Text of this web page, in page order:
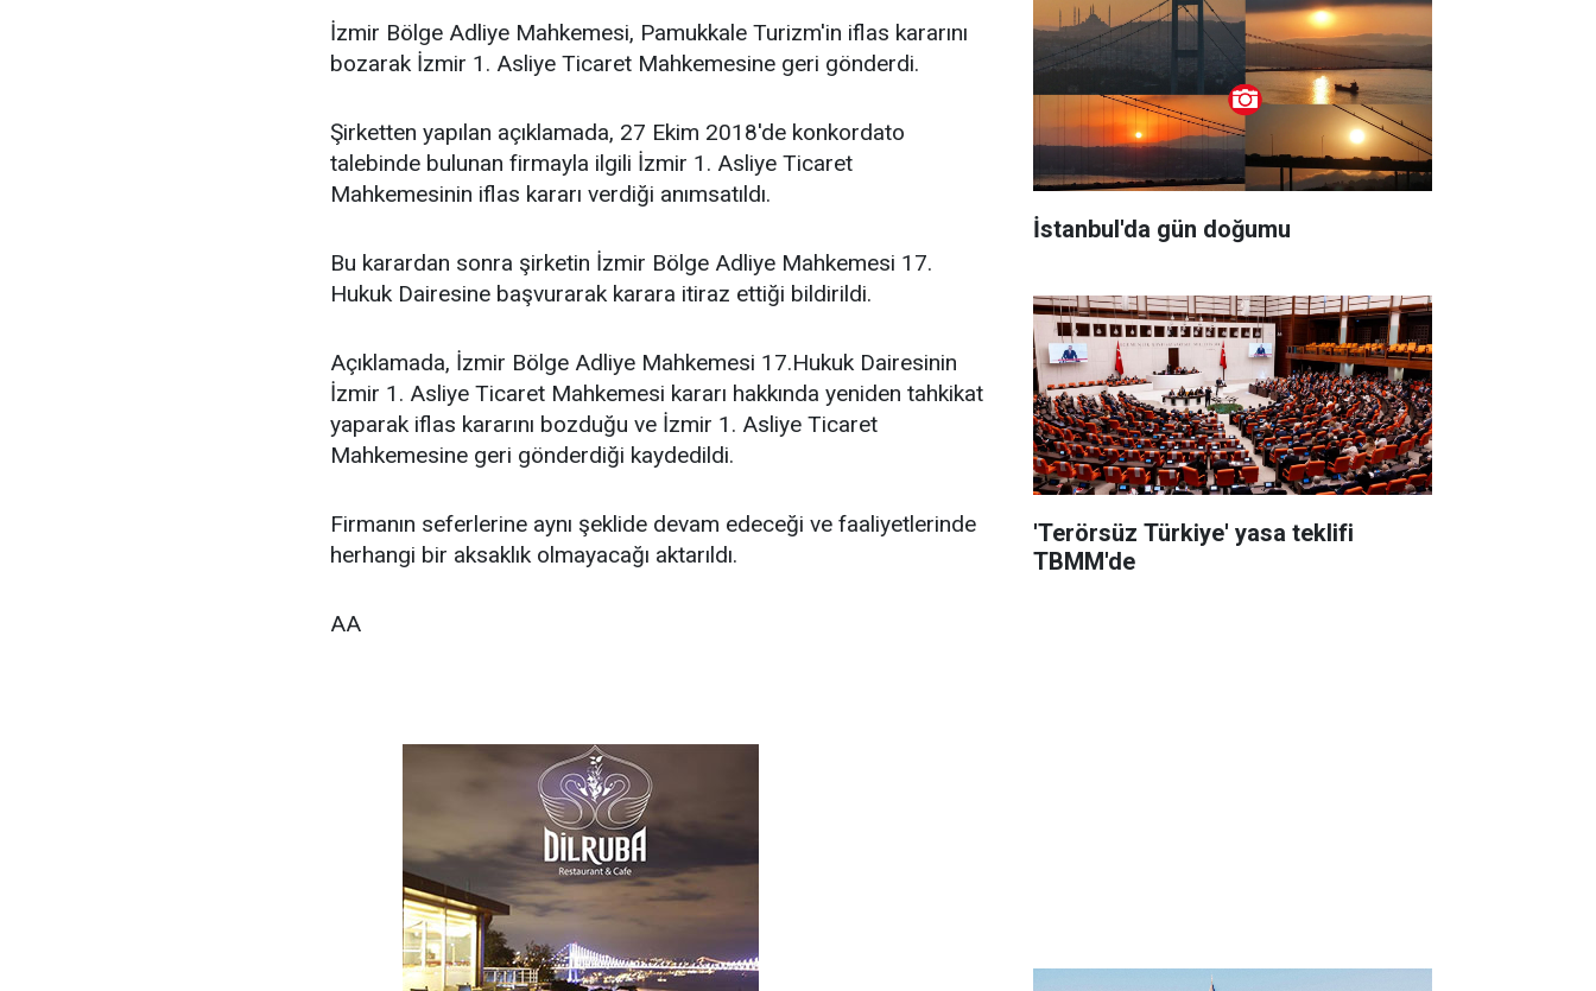
İzmir Bölge Adliye Mahkemesi, Pamukkale Turizm'in iflas kararını
bozarak İzmir 1. Asliye Ticaret Mahkemesine geri gönderdi.
Şirketten yapılan açıklamada, 27 Ekim 2018'de konkordato
talebinde bulunan firmayla ilgili İzmir 1. Asliye Ticaret
Mahkemesinin iflas kararı verdiği anımsatıldı.
Bu karardan sonra şirketin İzmir Bölge Adliye Mahkemesi 17.
Hukuk Dairesine başvurarak karara itiraz ettiği bildirildi.
Açıklamada, İzmir Bölge Adliye Mahkemesi 17.Hukuk Dairesinin
İzmir 1. Asliye Ticaret Mahkemesi kararı hakkında yeniden tahkikat
yaparak iflas kararını bozduğu ve İzmir 1. Asliye Ticaret
Mahkemesine geri gönderdiği kaydedildi.
Firmanın seferlerine aynı şeklide devam edeceği ve faaliyetlerinde
herhangi bir aksaklık olmayacağı aktarıldı.
AA
İstanbul'da gün doğumu
'Terörsüz Türkiye' yasa teklifi
TBMM'de